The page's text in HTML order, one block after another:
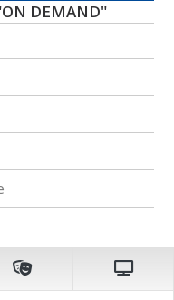
DEMAND"